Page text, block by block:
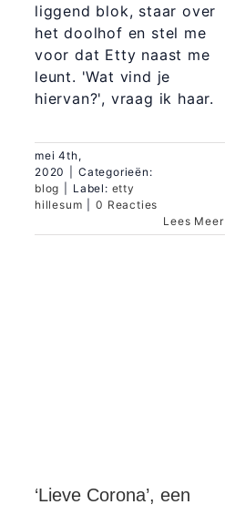
liggend blok, staar over
het doolhof en stel me
voor dat Etty naast me
leunt. 'Wat vind je
hiervan?', vraag ik haar.
mei 4th,
2020
Categorieën:
blog
Label: etty
hillesum
0 Reacties
Lees Meer
‘Lieve Corona’, een